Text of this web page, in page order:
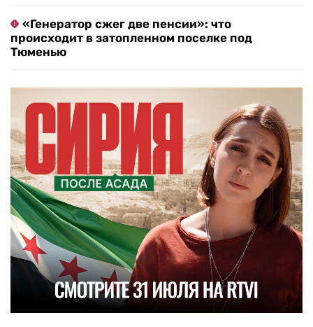
«Генератор сжег две пенсии»: что
происходит в затопленном поселке под
Тюменью